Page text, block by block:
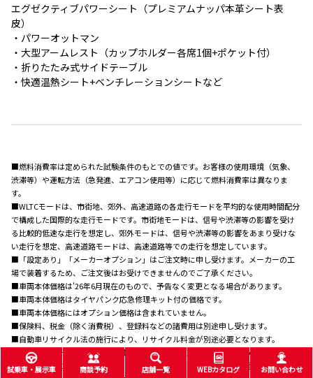
エグゼクティブパワーシート（プレミアムナッパ本革シート表
皮）
・パワーオットマン
・大型アームレスト（カップホルダー各席1個+ポケット付）
・折りたたみ式サイドテーブル
・快適温熱シート+ベンチレーションシートなど
■燃料消費率は定められた試験条件のもとでの値です。お客様の使用環境（気象、
渋滞等）や運転方法（急発進、エアコン使用等）に応じて燃料消費率は異なりま
す。
■WLTCモードは、市街地、郊外、高速道路の各走行モードを平均的な使用時間配分
で構成した国際的な走行モードです。市街地モードは、信号や渋滞等の影響を受け
る比較的低速な走行を想定し、郊外モードは、信号や渋滞等の影響をあまり受けな
い走行を想定、高速道路モードは、高速道路等での走行を想定しています。
■「設定あり」「メーカーオプション」はご注文時に申し受けます。メーカーの工
場で装着するため、ご注文後はお受けできませんのでご了承ください。
■車両本体価格は'26年6月現在のもので、予告なく変更となる場合があります。
■車両本体価格はタイヤパンク応急修理キット付の価格です。
■車両本体価格にはオプション価格は含まれていません。
■保険料、税金（除く消費税）、登録料などの諸費用は別途申し受けます。
■自動車リサイクル法の施行により、リサイクル料金が別途必要となります。
■ボディカラーおよび内装色は撮影の条件や、ご覧になる環境で実際の色とは異な
って見えることがあります。また、実車においてもご覧になる環境（屋内外、光の角
試乗車・展示車 商談予約 店舗一覧 WEBカタログ お問い合わせ